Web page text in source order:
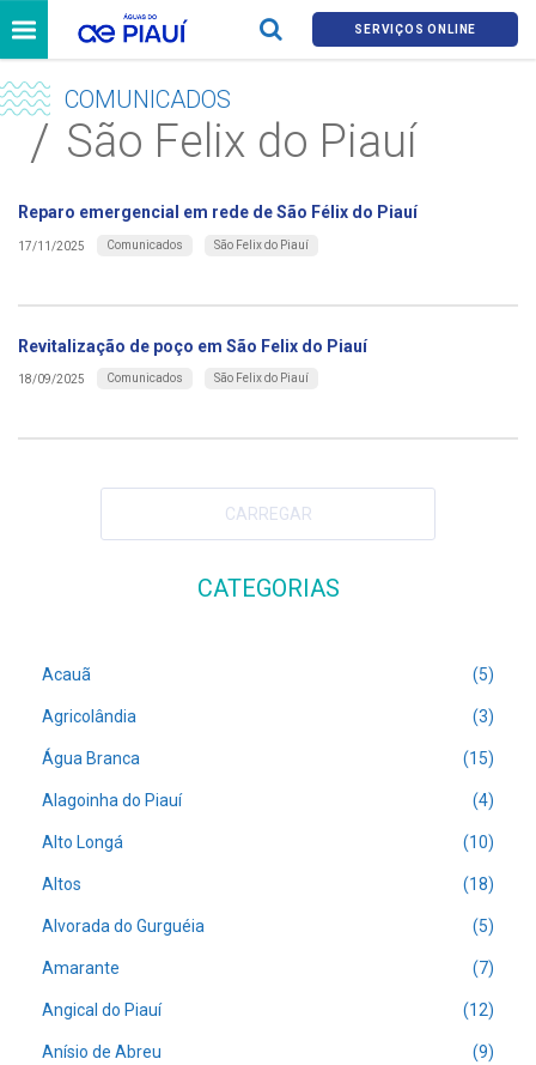
SERVIÇOS ONLINE
COMUNICADOS
São Felix do Piauí
Reparo emergencial em rede de São Félix do Piauí
17/11/2025 Comunicados São Felix do Piauí
Revitalização de poço em São Felix do Piauí
18/09/2025 Comunicados São Felix do Piauí
CARREGAR
CATEGORIAS
Acauã (5)
Agricolândia (3)
Água Branca (15)
Alagoinha do Piauí (4)
Alto Longá (10)
Altos (18)
Alvorada do Gurguéia (5)
Amarante (7)
Angical do Piauí (12)
Anísio de Abreu (9)